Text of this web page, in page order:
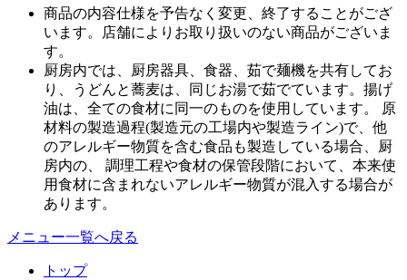
商品の内容仕様を予告なく変更、終了することがござ
います。店舗によりお取り扱いのない商品がございま
す。
厨房内では、厨房器具、食器、茹で麺機を共有してお
り、うどんと蕎麦は、同じお湯で茹でています。揚げ
油は、全ての食材に同一のものを使用しています。 原
材料の製造過程(製造元の工場内や製造ライン)で、他
のアレルギー物質を含む食品も製造している場合、厨
房内の、 調理工程や食材の保管段階において、本来使
用食材に含まれないアレルギー物質が混入する場合が
あります。
メニュー一覧へ戻る
トップ